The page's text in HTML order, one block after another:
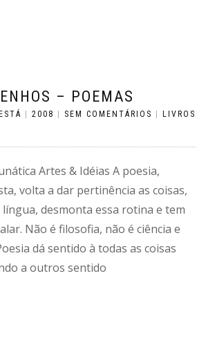
– POEMAS
| 2008 | SEM COMENTÁRIOS | LIVROS
Artes & Idéias A poesia,
volta a dar pertinência as coisas,
desmonta essa rotina e tem
Não é filosofia, não é ciência e
dá sentido à todas as coisas
a outros sentido